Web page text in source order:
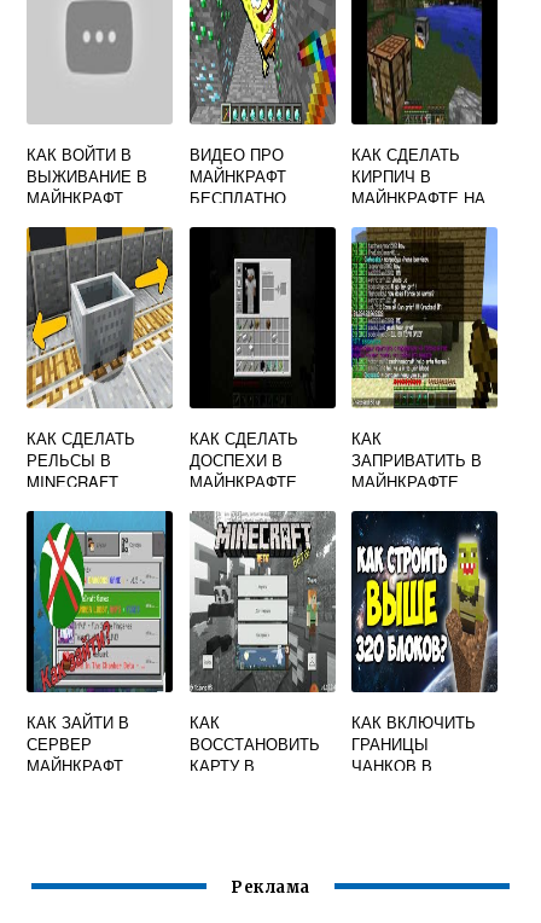
КАК ВОЙТИ В
ВЫЖИВАНИЕ В
МАЙНКРАФТ
ВИДЕО ПРО
МАЙНКРАФТ
БЕСПЛАТНО
КАК СДЕЛАТЬ
КИРПИЧ В
МАЙНКРАФТЕ НА
КАК СДЕЛАТЬ
РЕЛЬСЫ В
MINECRAFT
КАК СДЕЛАТЬ
ДОСПЕХИ В
МАЙНКРАФТЕ
КАК
ЗАПРИВАТИТЬ В
МАЙНКРАФТЕ
КАК ЗАЙТИ В
СЕРВЕР
МАЙНКРАФТ
КАК
ВОССТАНОВИТЬ
КАРТУ В
КАК ВКЛЮЧИТЬ
ГРАНИЦЫ
ЧАНКОВ В
Реклама